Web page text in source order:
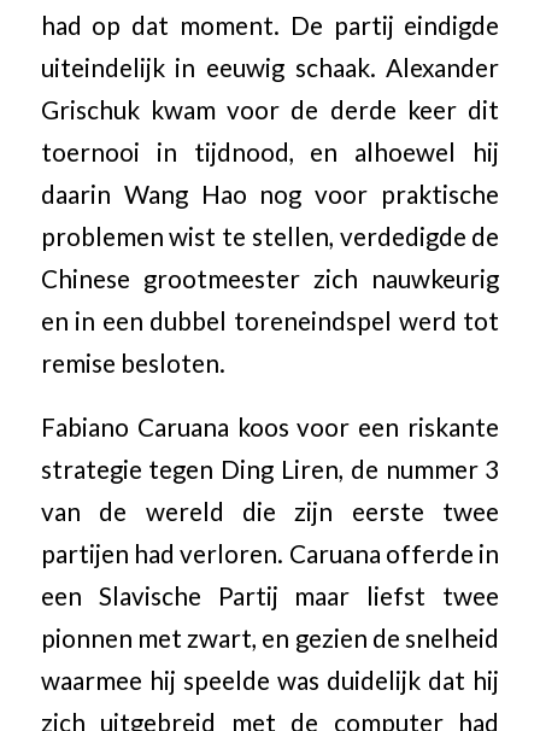
had op dat moment. De partij eindigde
uiteindelijk in eeuwig schaak. Alexander
Grischuk kwam voor de derde keer dit
toernooi in tijdnood, en alhoewel hij
daarin Wang Hao nog voor praktische
problemen wist te stellen, verdedigde de
Chinese grootmeester zich nauwkeurig
en in een dubbel toreneindspel werd tot
remise besloten.
Fabiano Caruana koos voor een riskante
strategie tegen Ding Liren, de nummer 3
van de wereld die zijn eerste twee
partijen had verloren. Caruana offerde in
een Slavische Partij maar liefst twee
pionnen met zwart, en gezien de snelheid
waarmee hij speelde was duidelijk dat hij
zich uitgebreid met de computer had